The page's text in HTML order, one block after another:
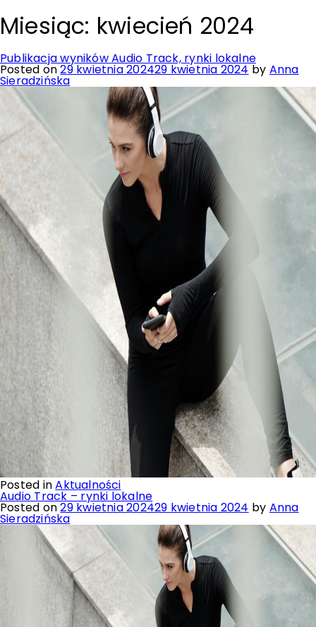
Miesiąc: kwiecień 2024
Publikacja wyników Audio Track, rynki lokalne
Posted on29 kwietnia 202429 kwietnia 2024 by Anna
Sieradzińska
Posted inAktualności
Audio Track – rynki lokalne
Posted on29 kwietnia 202429 kwietnia 2024 by Anna
Sieradzińska